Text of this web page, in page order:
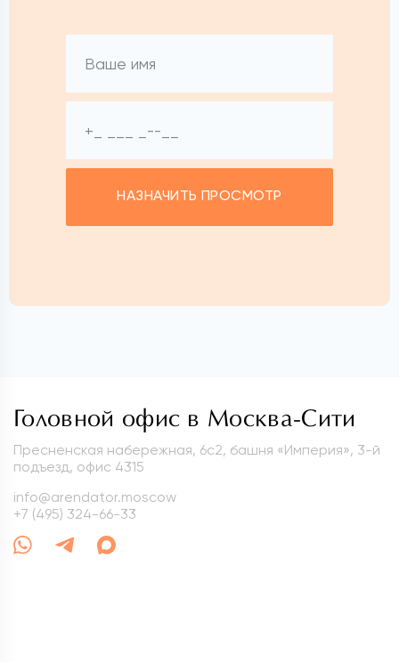
НАЗНАЧИТЬ ПРОСМОТР
Головной офис в Москва-Сити
Пресненская набережная, 6с2, башня «Империя», 3-й
подъезд, офис 4315
info@arendator.moscow
+7 (495) 324-66-33